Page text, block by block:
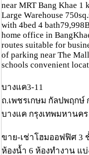
near MRT Bang Khae 1
Large Warehouse
with 4bed 4
home office in
routes suitable for
of parking near The
schools convenient
บางแค3-11
ถ.เพชรเกษม กัลปพฤก
บางแค กรุงเทพมหานคร
ขาย-เช่าโฮมออฟฟิศ 3
ห้องน้ำ 6 ห้องทำงาน แ